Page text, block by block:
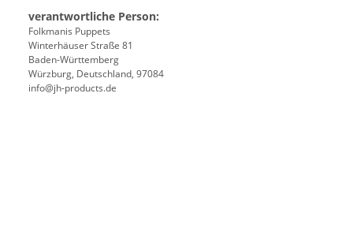
verantwortliche Person:
Folkmanis Puppets
Winterhäuser Straße 81
Baden-Württemberg
Würzburg, Deutschland, 97084
info@jh-products.de